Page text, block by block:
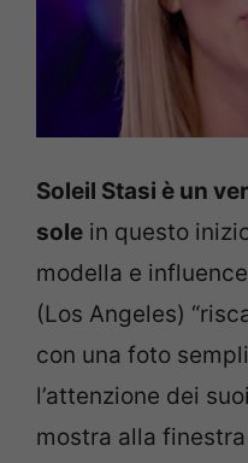
Soleil Stasi è un
sole in questo
modella e
(Los Angeles)
con una foto
l’attenzione dei
mostra alla